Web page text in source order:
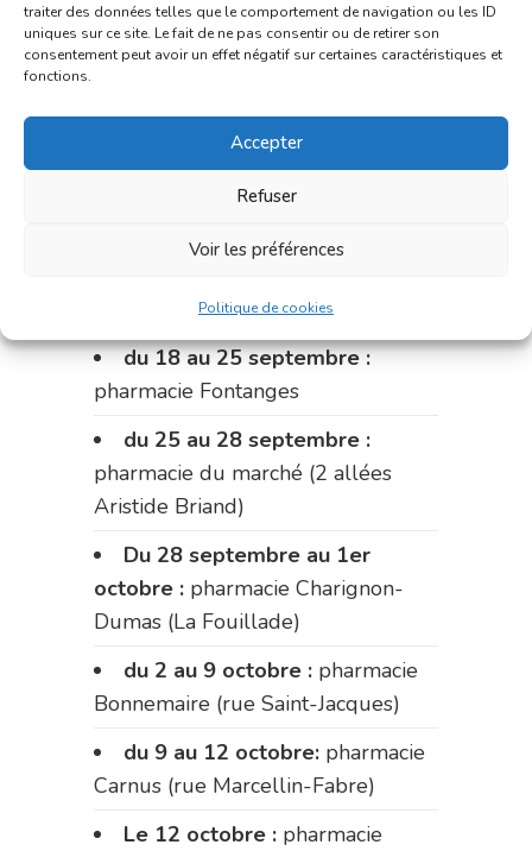
traiter des données telles que le comportement de navigation ou les ID
uniques sur ce site. Le fait de ne pas consentir ou de retirer son
consentement peut avoir un effet négatif sur certaines caractéristiques et
fonctions.
Accepter
Refuser
Voir les préférences
Politique de cookies
Fabre)
pharmacie Dupont (place de la
Le 14 septembre :
pharmacie Palobart (Laguépie)
du 18 au 25 septembre :
pharmacie Fontanges
du 25 au 28 septembre :
pharmacie du marché (2 allées
Aristide Briand)
Du 28 septembre au 1er
octobre : pharmacie Charignon-
Dumas (La Fouillade)
du 2 au 9 octobre : pharmacie
Bonnemaire (rue Saint-Jacques)
du 9 au 12 octobre: pharmacie
Carnus (rue Marcellin-Fabre)
Le 12 octobre : pharmacie